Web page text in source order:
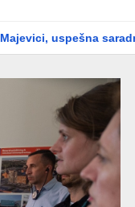
saradnja između